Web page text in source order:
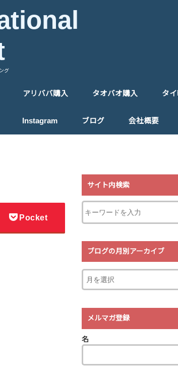
グ
アリババ購入
アリババ購入代行
アリババ購入フォーム
タオバオ購入
タオバオ購入代行
タオバオ購入フォーム
タ
Instagram ブログ 会社概要
Pocket
サイト内検索
ブログの月別アーカイブ
メルマガ登録
名